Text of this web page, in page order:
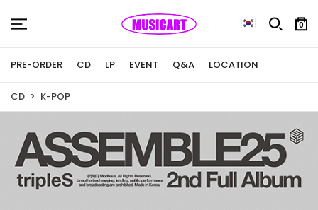
0
PRE-ORDER CD LP EVENT Q&A LOCATION
CD K-POP